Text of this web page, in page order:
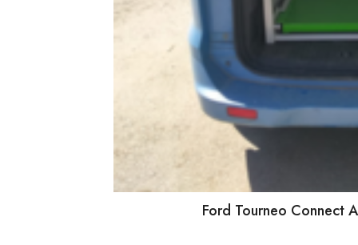
Ford Tourneo Connect